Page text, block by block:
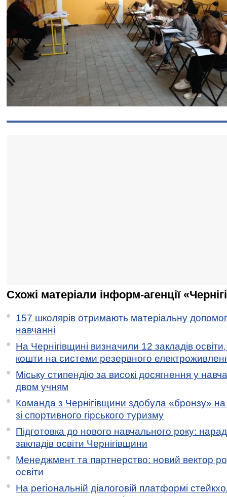
Схожі матеріали інформ-агенції
157 школярів отримають матеріальну
навчанні
На Чернігівщині визначили 12 закладів
кошти на системи резервного
Міську стипендію за високі досягнення у
двом учням
Команда з Чернігівщини здобула «бронзу» на
зі спортивного гірського туризму
Підготовка до нового навчального року:
закладів освіти Чернігівщини
Менеджмент та партнерство: новий вектор
освіти
На регіональній діалоговій платформі